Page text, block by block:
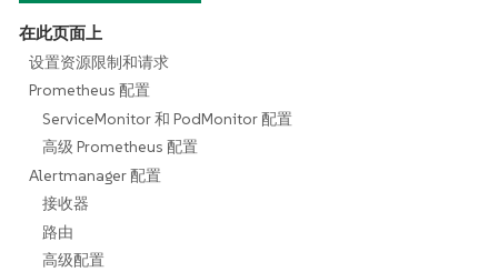
在此页面上
设置资源限制和请求
Prometheus 配置
ServiceMonitor 和 PodMonitor 配置
高级 Prometheus 配置
Alertmanager 配置
接收器
路由
高级配置